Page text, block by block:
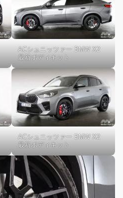
ACシュニッツァー BMW X2
最新ボディキット
ACシュニッツァー BMW X2
最新ボディキット